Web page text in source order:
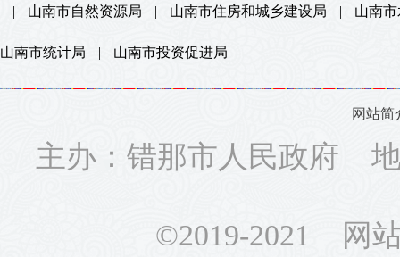
| 山南市自然资源局 | 山南市住房和城乡建设局 | 山南
山南市统计局 | 山南市投资促进局
网站简
主办：错那市人民政府
©2019-2021 网